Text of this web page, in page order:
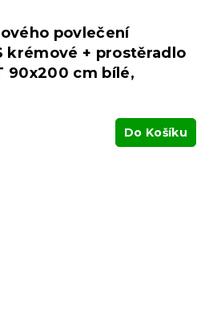
povlečení
krémové + prostěradlo
90x200 cm bílé,
Do Košíku